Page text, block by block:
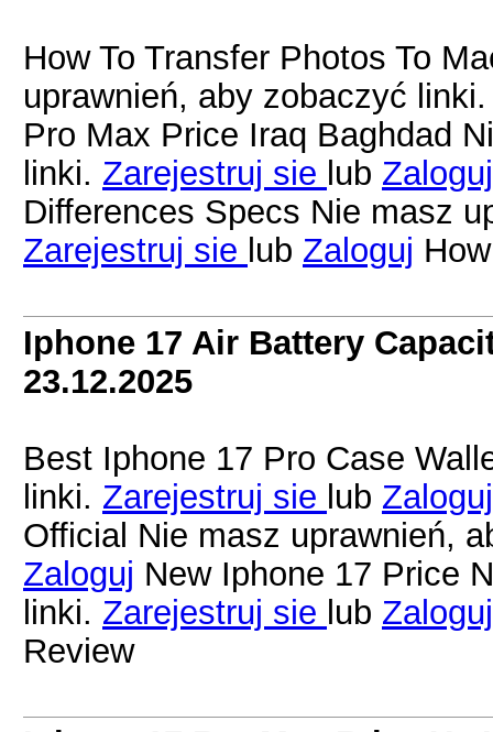
How To Transfer Photos To
uprawnień, aby zobaczyć
Pro Max Price Iraq Baghdad
linki. Zarejestruj sie lub Zaloguj
Differences Specs Nie masz
Zarejestruj sie lub Zaloguj
Iphone 17 Air Battery
23.12.2025
Best Iphone 17 Pro Case
linki. Zarejestruj sie lub Zaloguj
Official Nie masz uprawnień,
Zaloguj New Iphone 17 Price
linki. Zarejestruj sie lub Zaloguj
Review